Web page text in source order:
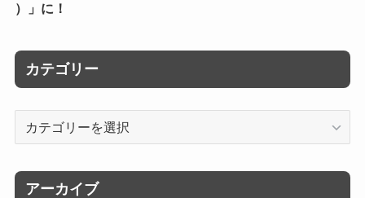
）」に！
カテゴリー
リ
アーカイブ